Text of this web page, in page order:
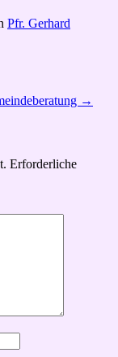
Pfr. Gerhard
→
Erforderliche